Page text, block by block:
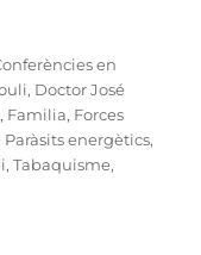
en
, Doctor José
, Familia, Forces
Paràsits energètics,
,Tabaquisme,